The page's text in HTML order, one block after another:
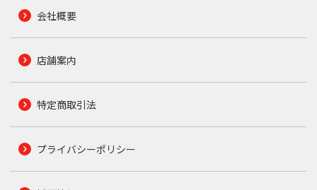
会社概要
店舗案内
特定商取引法
プライバシーポリシー